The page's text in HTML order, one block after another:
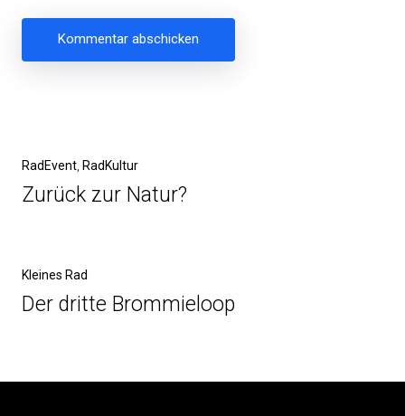
Vorheriger
Beitrag
RadEvent RadKultur
Zurück zur Natur?
Nächster
Beitrag
Kleines Rad
Der dritte Brommieloop